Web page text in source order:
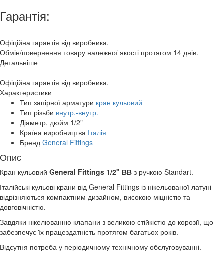
Гарантія:
Офіційна гарантія від виробника.
Обмін/повернення товару належної якості протягом 14 днів.
Детальніше
Офіційна гарантія від виробника.
Характеристики
Тип запірної арматури кран кульовий
Тип різьби внутр.-внутр.
Діаметр, дюйм 1/2"
Країна виробництва Італія
Бренд General Fittings
Опис
Кран кульовий General Fittings 1/2" ВВ з ручкою Standart.
Італійські кульові крани від General Fittings із нікельованої латуні
відрізняються компактним дизайном, високою міцністю та
довговічністю.
Завдяки нікелюванню клапани з великою стійкістю до корозії, що
забезпечує їх працездатність протягом багатьох років.
Відсутня потреба у періодичному технічному обслуговуванні.